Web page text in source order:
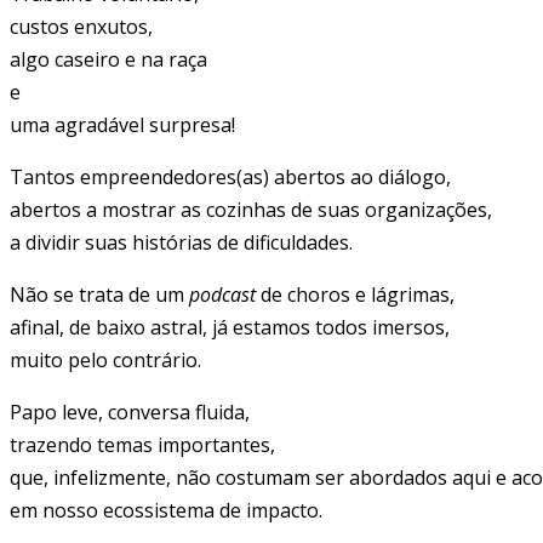
custos enxutos,
algo caseiro e na raça
e
uma agradável surpresa!
Tantos empreendedores(as) abertos ao diálogo,
abertos a mostrar as cozinhas de suas organizações,
a dividir suas histórias de dificuldades.
Não se trata de um podcastde choros e lágrimas,
afinal, de baixo astral, já estamos todos imersos,
muito pelo contrário.
Papo leve, conversa fluida,
trazendo temas importantes,
que, infelizmente, não costumam ser abordados aqui e
em nosso ecossistema de impacto.